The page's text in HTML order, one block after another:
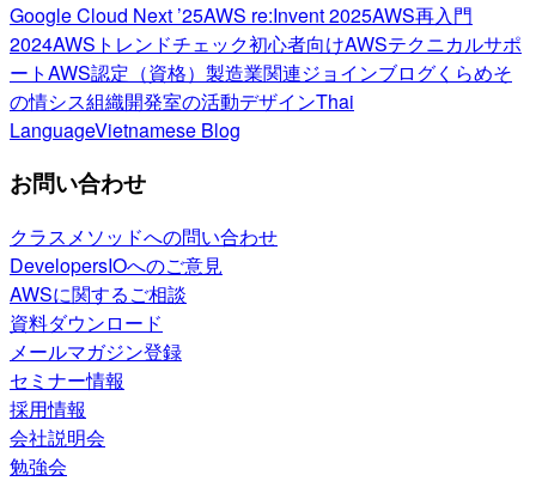
Google Cloud Next ’25AWS re:Invent 2025AWS再入門
2024AWSトレンドチェック初心者向けAWSテクニカルサポ
ートAWS認定（資格） 製造業関連ジョインブログくらめそ
の情シス組織開発室の活動デザインThai
LanguageVietnamese Blog
お問い合わせ
クラスメソッドへの問い合わせ
DevelopersIOへのご意見
AWSに関するご相談
資料ダウンロード
メールマガジン登録
セミナー情報
採用情報
会社説明会
勉強会